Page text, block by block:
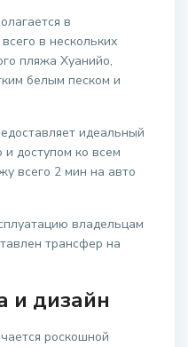
в
в нескольких
пляжа Хуанийо,
белым песком и
идеальный
доступом ко всем
всего 2 мин на авто
владельцам
трансфер на
и дизайн
роскошной